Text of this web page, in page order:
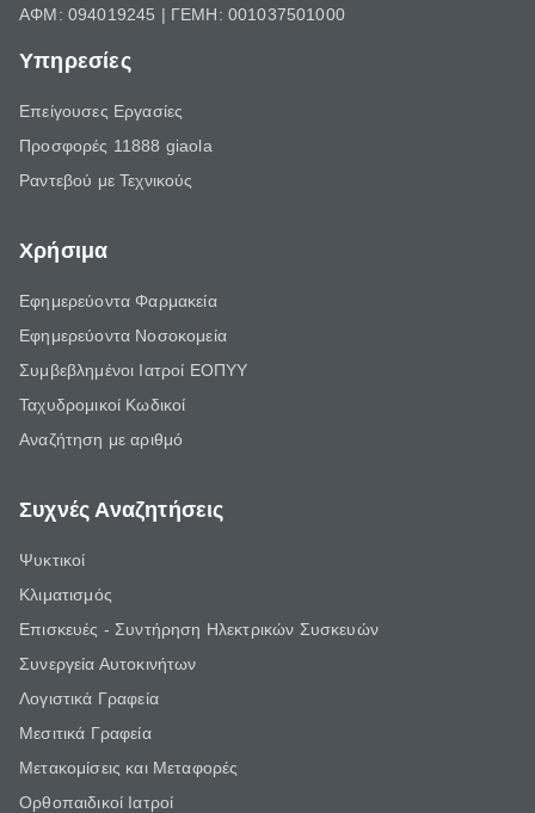
ΑΦΜ: 094019245 | ΓΕΜΗ: 001037501000
Υπηρεσίες
Επείγουσες Εργασίες
Προσφορές 11888 giaola
Ραντεβού με Τεχνικούς
Χρήσιμα
Εφημερεύοντα Φαρμακεία
Εφημερεύοντα Νοσοκομεία
Συμβεβλημένοι Ιατροί ΕΟΠΥΥ
Ταχυδρομικοί Κωδικοί
Αναζήτηση με αριθμό
Συχνές Αναζητήσεις
Ψυκτικοί
Κλιματισμός
Επισκευές - Συντήρηση Ηλεκτρικών Συσκευών
Συνεργεία Αυτοκινήτων
Λογιστικά Γραφεία
Μεσιτικά Γραφεία
Μετακομίσεις και Μεταφορές
Ορθοπαιδικοί Ιατροί